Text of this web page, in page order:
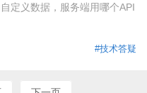
定义数据，服务端用哪个API
#技术答疑